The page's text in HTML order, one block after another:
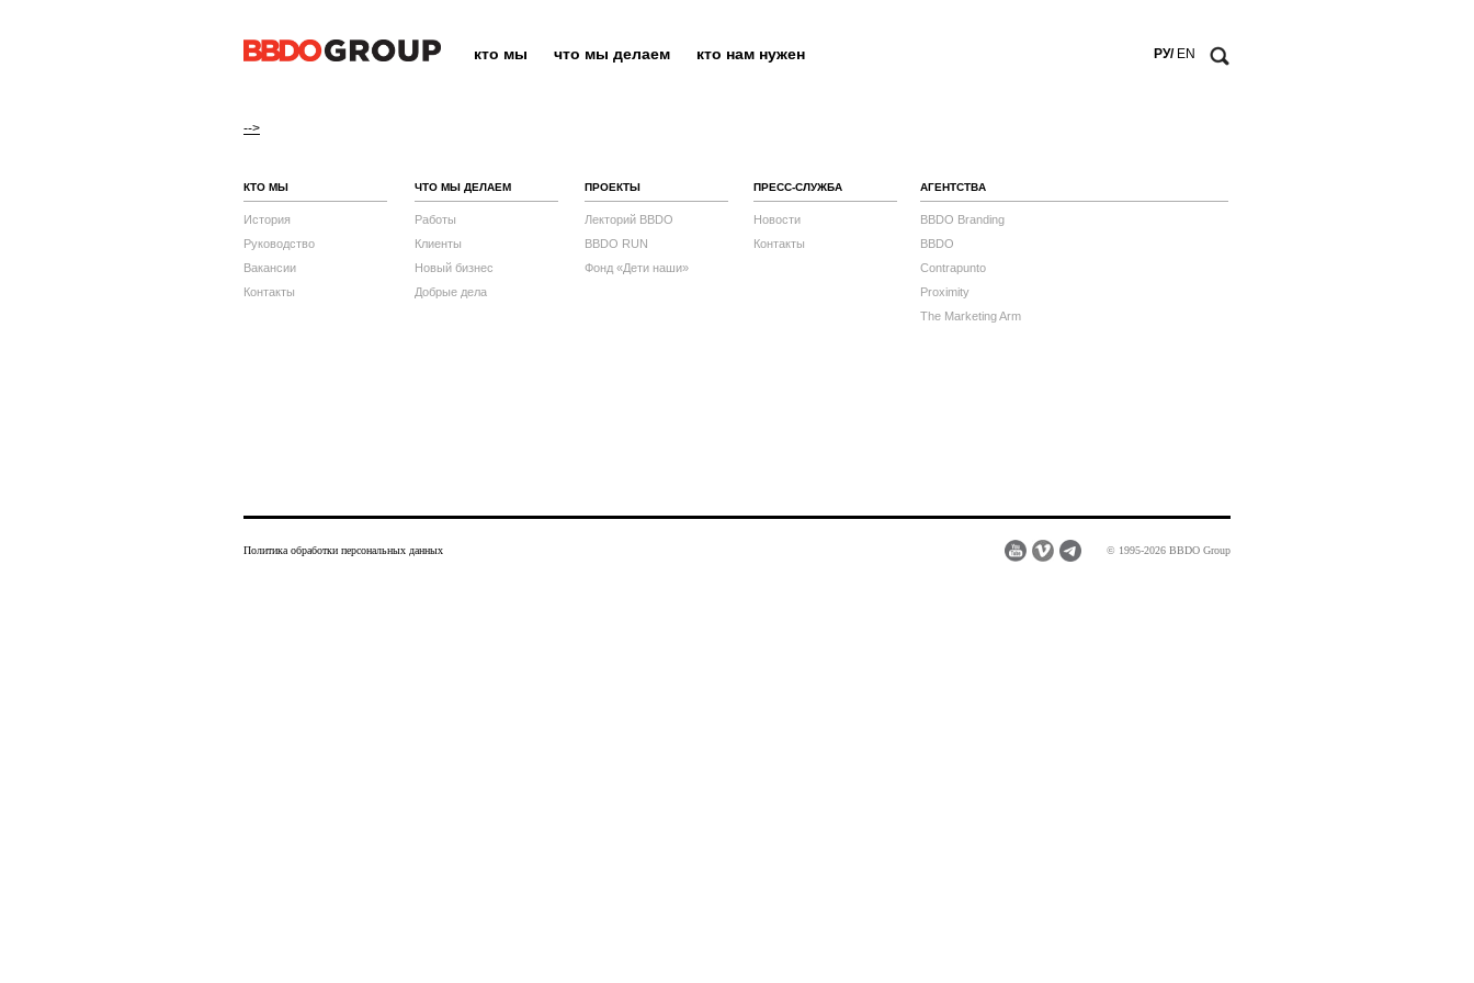
кто мы что мы делаем кто нам нужен РУ/ EN
-->
КТО МЫ
История
Руководство
Вакансии
Контакты
ЧТО МЫ ДЕЛАЕМ
Работы
Клиенты
Новый бизнес
Добрые дела
ПРОЕКТЫ
Лекторий BBDO
BBDO RUN
Фонд «Дети наши»
ПРЕСС-СЛУЖБА
Новости
Контакты
АГЕНТСТВА
BBDO Branding
BBDO
Contrapunto
Proximity
The Marketing Arm
© 1995-2026 BBDO Group
Политика обработки персональных данных